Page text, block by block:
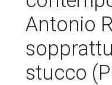
Antonio
stucco